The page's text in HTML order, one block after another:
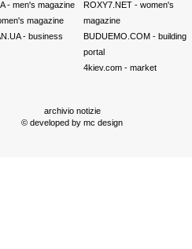
- men's magazine
magazine
- business
ROXY7.NET- women's
magazine
BUDUEMO.COM- building
portal
4kiev.com- market
archivio notizie
© developed by mc design